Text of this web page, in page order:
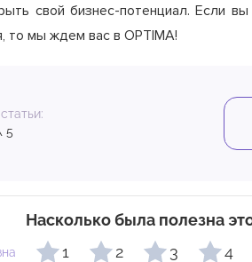
свой бизнес-потенциал. Если
то мы ждем вас в OPTIMA!
5
Насколько была полезна
1 2 3 4